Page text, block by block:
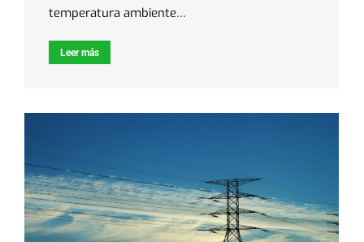
temperatura ambiente…
Leer más